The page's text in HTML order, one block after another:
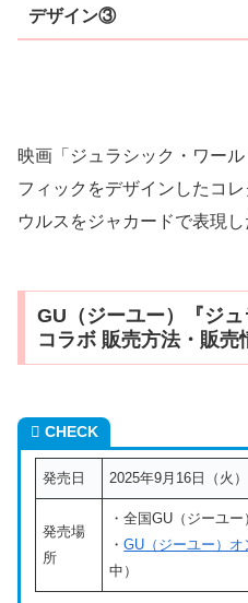
デザイン③
映画「ジュラシック・ワー
フィックをデザインしたコ
ウルスをジャカードで表現し
GU（ジーユー）『ジュ
コラボ 販売方法・販売
CHECK
発売日 2025年9月16日（火）
発売場
所
・全国GU（ジーユ
・GU（ジーユー）
中）